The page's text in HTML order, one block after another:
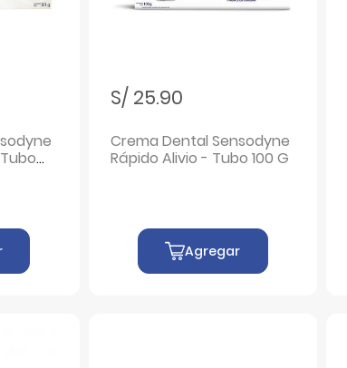
S/ 25.90
Crema Dental Sensodyne
Rápido Alivio - Tubo 100 G
Agregar